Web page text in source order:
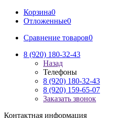
Корзина0
Отложенные0
Сравнение товаров0
8 (920) 180-32-43
Назад
Телефоны
8 (920) 180-32-43
8 (920) 159-65-07
Заказать звонок
Контактная информация